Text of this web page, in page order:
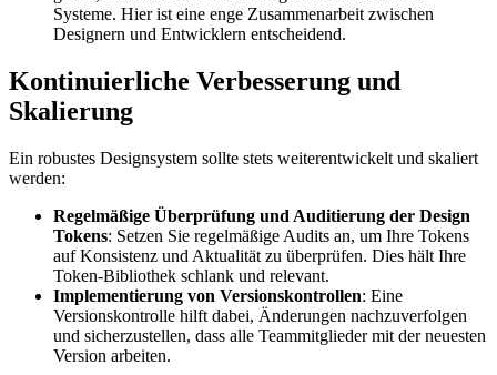
Systeme. Hier ist eine enge Zusammenarbeit zwischen
Designern und Entwicklern entscheidend.
Kontinuierliche Verbesserung und
Skalierung
Ein robustes Designsystem sollte stets weiterentwickelt und skaliert
werden:
Regelmäßige Überprüfung und Auditierung der Design
Tokens: Setzen Sie regelmäßige Audits an, um Ihre Tokens
auf Konsistenz und Aktualität zu überprüfen. Dies hält Ihre
Token-Bibliothek schlank und relevant.
Implementierung von Versionskontrollen: Eine
Versionskontrolle hilft dabei, Änderungen nachzuverfolgen
und sicherzustellen, dass alle Teammitglieder mit der neuesten
Version arbeiten.